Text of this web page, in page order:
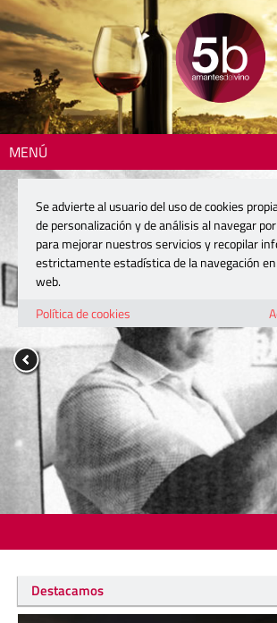
MENÚ
Destacamos
Se advierte al usuario del uso de cookies
de personalización y de análisis al navegar
para mejorar nuestros servicios y recopilar
estrictamente estadística de la navegación
web.
Política de cookies